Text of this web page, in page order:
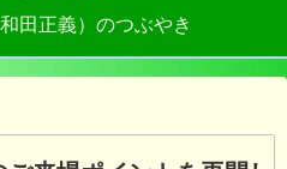
田正義）のつぶやき